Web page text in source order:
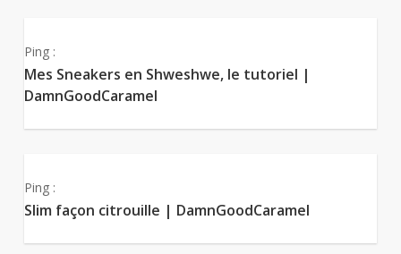
Ping :
Mes Sneakers en Shweshwe, le tutoriel |
DamnGoodCaramel
Ping :
Slim façon citrouille | DamnGoodCaramel